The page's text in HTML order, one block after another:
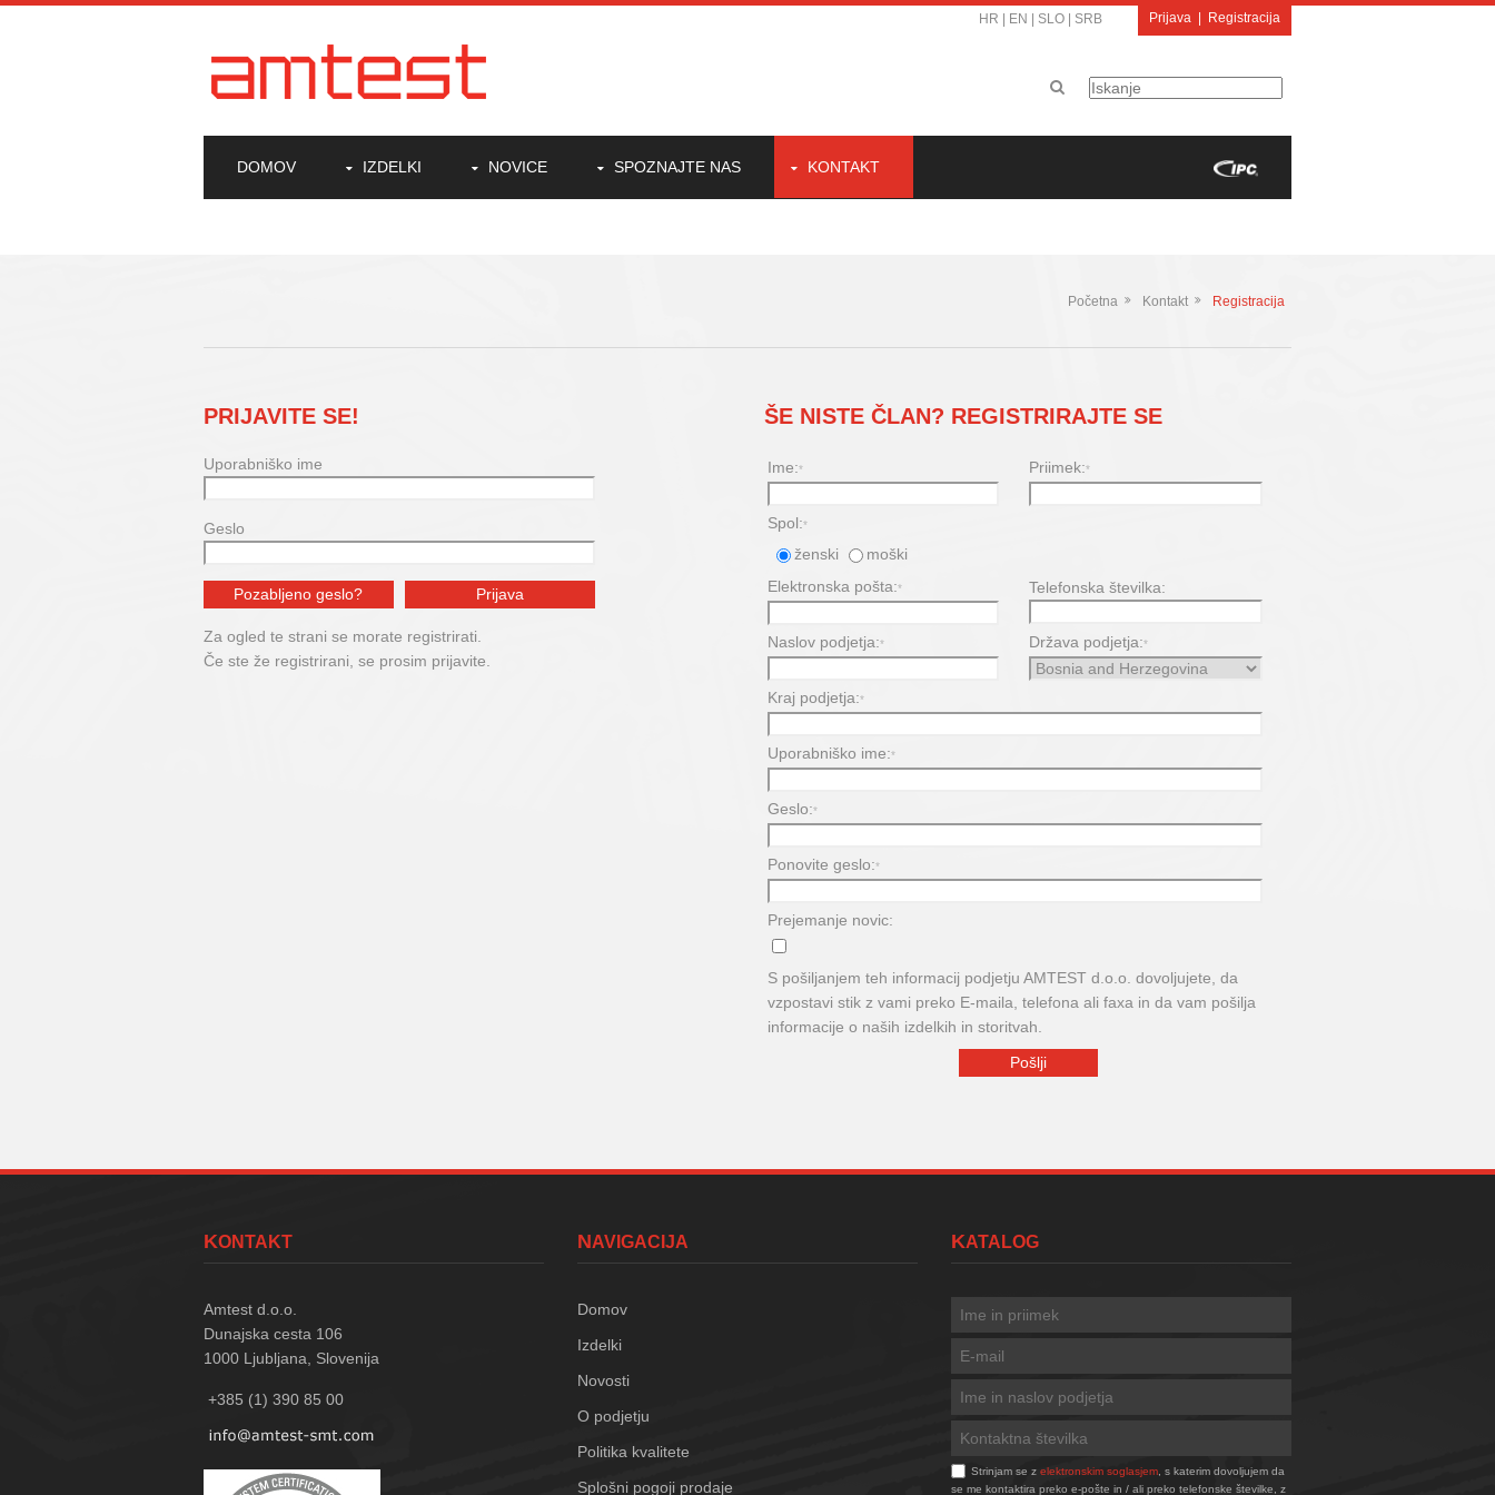
HR EN SLO SRB Prijava Registracija
DOMOV IZDELKI NOVICE SPOZNAJTE NAS KONTAKT
Početna Kontakt Registracija
PRIJAVITE SE!
Uporabniško ime
Geslo
Za ogled te strani se morate registrirati.
Če ste že registrirani, se prosim prijavite.
ŠE NISTE ČLAN? REGISTRIRAJTE SE
Ime:* Priimek:*
Spol:*
ženski
moški
Elektronska pošta:* Telefonska številka:
Naslov podjetja:* Država podjetja:*
Kraj podjetja:*
Uporabniško ime:*
Geslo:*
Ponovite geslo:*
Prejemanje novic:
S pošiljanjem teh informacij podjetju AMTEST d.o.o. dovoljujete, da
vzpostavi stik z vami preko E-maila, telefona ali faxa in da vam pošilja
informacije o naših izdelkih in storitvah.
KONTAKT
Amtest d.o.o.
Dunajska cesta 106
1000 Ljubljana, Slovenija
+385 (1) 390 85 00
NAVIGACIJA
Domov
Izdelki
Novosti
O podjetju
Politika kvalitete
Splošni pogoji prodaje
KATALOG
Strinjam se z elektronskim soglasjem , s katerim dovoljujem da
se me kontaktira preko e-pošte in / ali preko telefonske številke, z